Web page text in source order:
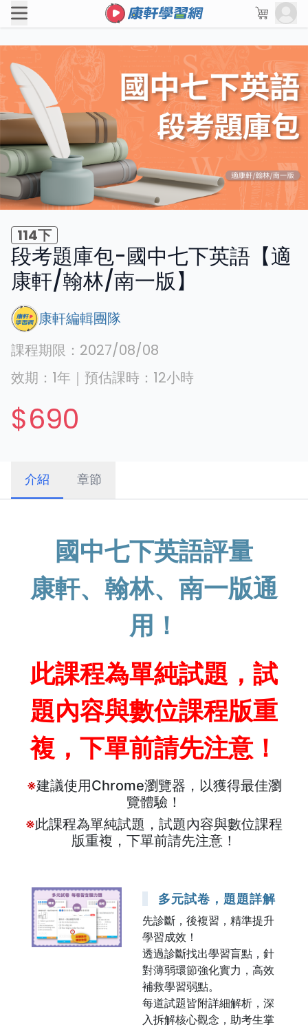
114下
段考題庫包-國中七下英語【適
康軒/翰林/南一版】
康軒編輯團隊
課程期限： 2027/08/08
效期： 1年 ｜ 預估課時： 12小時
$690
介紹 章節
國中七下英語評量
康軒、翰林、南一版通
用！
此課程為單純試題，試
題內容與數位課程版重
複，下單前請先注意！
※建議使用Chrome瀏覽器，以獲得最佳瀏
覽體驗！
※此課程為單純試題，試題內容與數位課程
版重複，下單前請先注意！
多元試卷，題題詳解
先診斷，後複習，精準提升
學習成效！
透過診斷找出學習盲點，針
對薄弱環節強化實力，高效
補救學習弱點。
每道試題皆附詳細解析，深
入拆解核心觀念，助考生掌